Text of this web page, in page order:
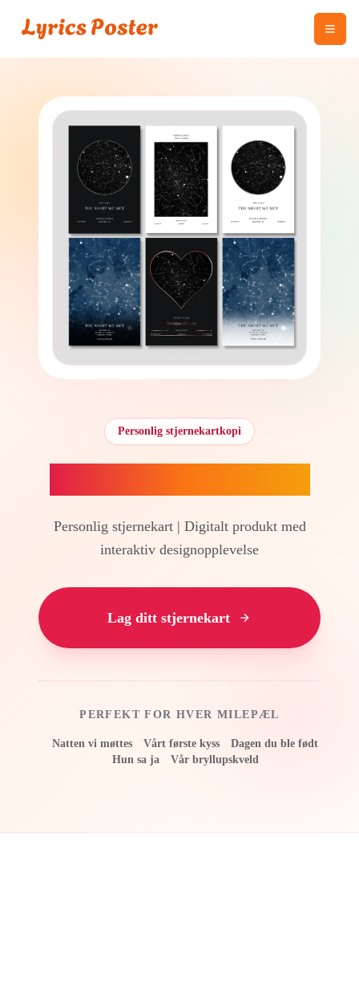
Personlig stjernekartkopi
Personlig stjernekart | Digitalt produkt med
interaktiv designopplevelse
Lag ditt stjernekart
PERFEKT FOR HVER MILEPÆL
Natten vi møttes Vårt første kyss
Dagen du ble født
Hun sa ja
Vår bryllupskveld